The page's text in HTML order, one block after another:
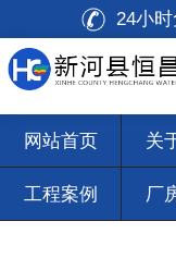
24小时
网站首页 关
工程案例 厂